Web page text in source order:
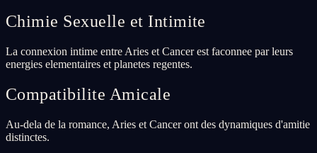
Chimie Sexuelle et Intimite
La connexion intime entre Aries et Cancer est faconnee par leurs
energies elementaires et planetes regentes.
Compatibilite Amicale
Au-dela de la romance, Aries et Cancer ont des dynamiques d'amitie
distinctes.